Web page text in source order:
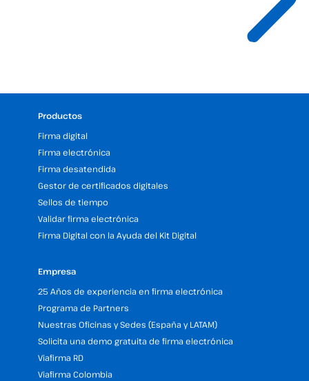
Productos
Firma digital
Firma electrónica
Firma desatendida
Gestor de certificados digitales
Sellos de tiempo
Validar firma electrónica
Firma Digital con la Ayuda del Kit Digital
Empresa
25 Años de experiencia en firma electrónica
Programa de Partners
Nuestras Oficinas y Sedes (España y LATAM)
Solicita una demo gratuita de firma electrónica
Viafirma RD
Viafirma Colombia